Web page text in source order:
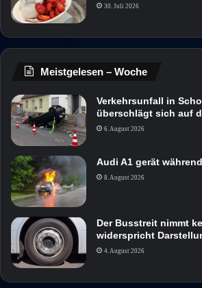
30. Juli 2026
Meistgelesen – Woche
Verkehrsunfall in
überschlägt sich auf
6. August 2026
Audi A1 gerät
8. August 2026
Der Busstreit nimmt
widerspricht
4. August 2026